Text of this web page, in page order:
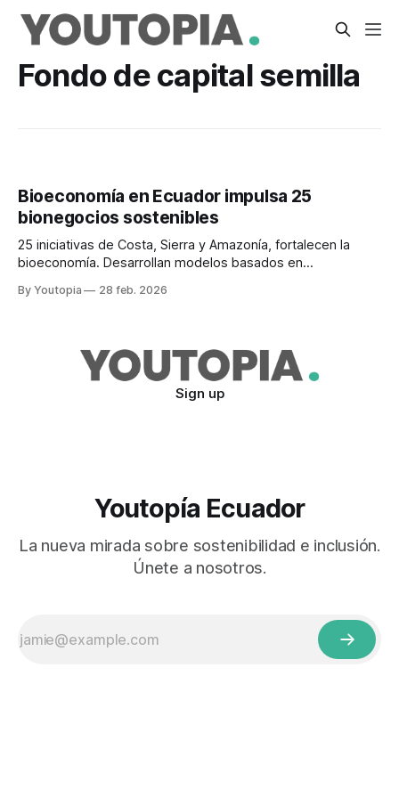
Fondo de capital semilla
Bioeconomía en Ecuador impulsa 25
bionegocios sostenibles
25 iniciativas de Costa, Sierra y Amazonía, fortalecen la
bioeconomía. Desarrollan modelos basados en
sostenible.
By Youtopia 28 feb. 2026
Sign up
Youtopía Ecuador
La nueva mirada sobre sostenibilidad e inclusión.
Únete a nosotros.